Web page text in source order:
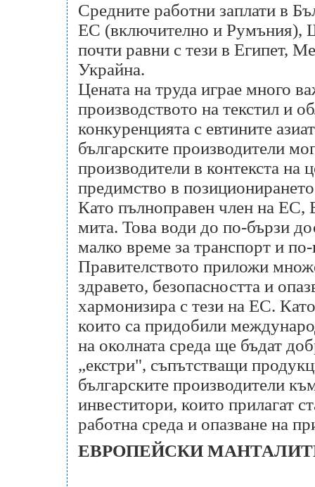
Средните работни заплати в
ЕС (включително и Румъния),
почти равни с тези в Египет,
Украйна.
Цената на труда играе много
производството на текстил и
конкуренцията с евтините
българските производители
производители в контекста на
предимство в
Като пълноправен член на ЕС,
мита. Това води до по-бързи
малко време за транспорт и
Правителството приложи
здравето, безопасността и
хармонизира с тези на ЕС.
които са придобили
на околната среда ще бъдат
„екстри", съпътстващи
българските производители
инвеститори, които прилагат
работна среда и опазване на
ЕВРОПЕЙСКИ